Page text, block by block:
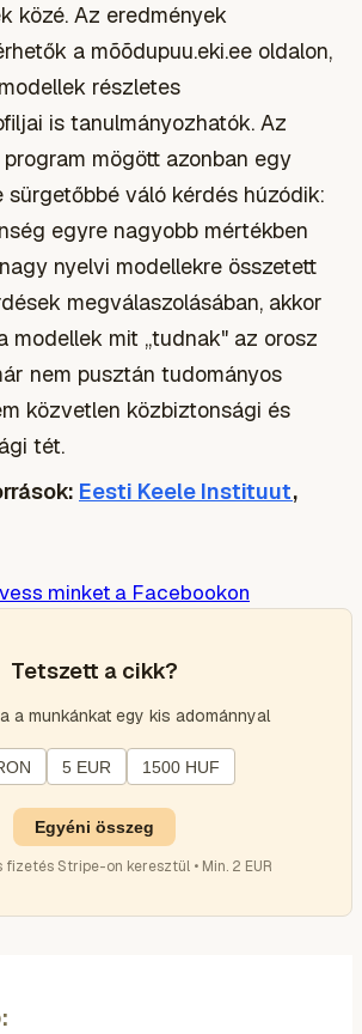
közé. Az eredmények
a mõõdupuu.eki.ee oldalon,
részletes
is tanulmányozhatók. Az
mögött azonban egy
sürgetőbbé váló kérdés húzódik:
egyre nagyobb mértékben
nyelvi modellekre összetett
megválaszolásában, akkor
modellek mit „tudnak" az orosz
nem pusztán tudományos
közvetlen közbiztonsági és
tét.
Eesti Keele Instituut,
minket a Facebookon
Tetszett a cikk?
a munkánkat egy kis adománnyal
5 EUR 1500 HUF
Egyéni összeg
fizetés Stripe-on keresztül • Min. 2 EUR